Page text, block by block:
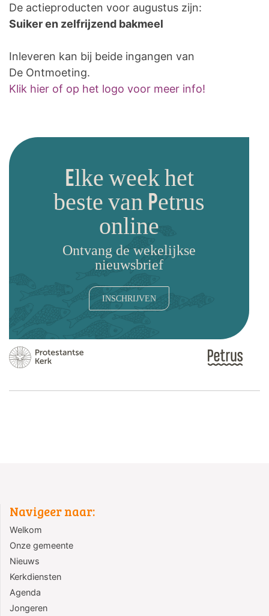
De actieproducten voor augustus zijn:
Suiker en zelfrijzend bakmeel
Inleveren kan bij beide ingangen van
De Ontmoeting.
Klik hier of op het logo voor meer info!
Elke week het
beste van Petrus
online
Ontvang de wekelijkse
nieuwsbrief
INSCHRIJVEN
Navigeer naar:
Welkom
Onze gemeente
Nieuws
Kerkdiensten
Agenda
Jongeren